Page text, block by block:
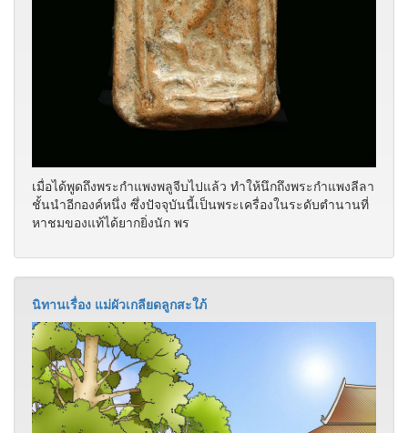
เมื่อได้พูดถึงพระกำแพงพลูจีบไปแล้ว ทำให้นึกถึงพระกำแพงลีลา
ชั้นนำอีกองค์หนึ่ง ซึ่งปัจจุบันนี้เป็นพระเครื่องในระดับตำนานที่
หาชมของแท้ได้ยากยิ่งนัก พร
นิทานเรื่อง แม่ผัวเกลียดลูกสะใภ้